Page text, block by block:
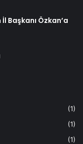
Başkanı Özkan’a
(1)
(1)
(1)